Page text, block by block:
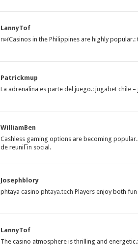
LannyTof
п»їCasinos in the Philippines are highly popular.:
Patrickmup
La adrenalina es parte del juego.: jugabet chile–
WilliamBen
Cashless gaming options are becoming popular.
de reuniГіn social.
Josephblory
phtaya casino phtaya.tech Players enjoy both
LannyTof
The casino atmosphere is thrilling and energetic.: